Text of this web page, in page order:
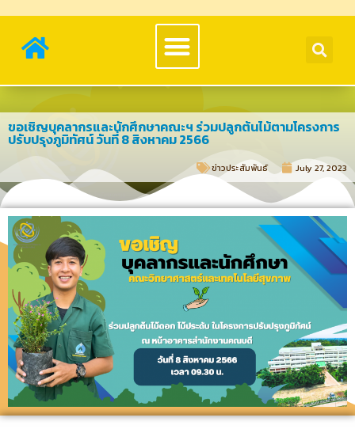
ขอเชิญบุคลากรและนักศึกษาคณะฯ ร่วมปลูกต้นไม้ตามโครงการ
ปรับปรุงภูมิทัศน์ วันที่ 8 สิงหาคม 2566
ข่าวประสัมพันธ์​ July 27, 2023